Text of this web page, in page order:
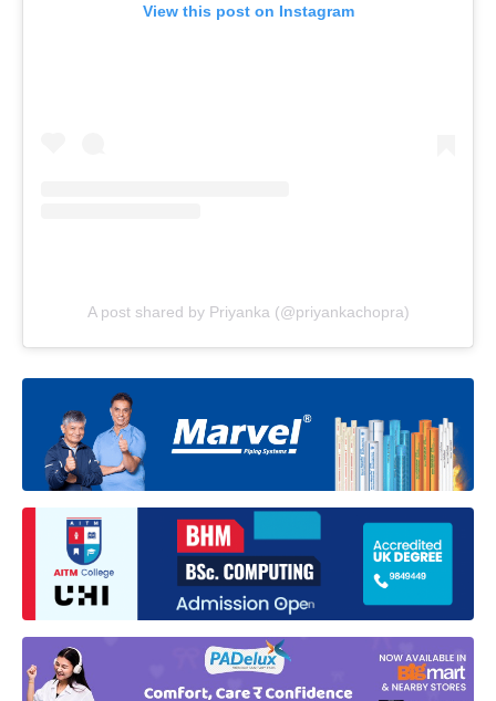
View this post on Instagram
A post shared by Priyanka (@priyankachopra)